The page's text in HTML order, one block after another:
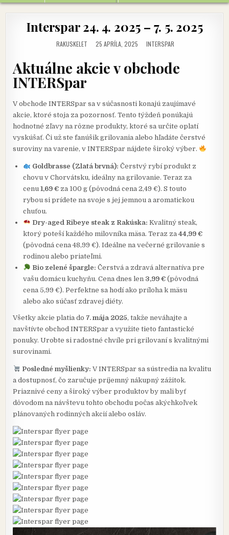
Interspar 24. 4. 2025 – 7. 5. 2025
RAKUSKELET 25 APRÍLA, 2025 POSTED
IN
INTERSPAR
Aktuálne akcie v obchode
INTERSpar
V obchode INTERSpar sa v súčasnosti konajú zaujímavé
akcie, ktoré stoja za pozornosť. Tento týždeň ponúkajú
hodnotné zľavy na rôzne produkty, ktoré sa určite oplatí
vyskúšať. Či už ste fanúšik grilovania alebo hľadáte čerstvé
suroviny na varenie, v INTERSpar nájdete široký výber.
Goldbrasse (Zlatá brvná): Čerstvý rybí produkt z
chovu v Chorvátsku, ideálny na grilovanie. Teraz za
cenu1,69 € za 100 g (pôvodná cena 2,49 €). S touto
rybou si prídete na svoje s jej jemnou a aromatickou
chuťou.
Dry-aged Ribeye steak z Rakúska: Kvalitný steak,
ktorý poteší každého milovníka mäsa. Teraz za44,99 €
(pôvodná cena 48,99 €). Ideálne na večerné grilovanie s
rodinou alebo priateľmi.
Bio zelené špargle: Čerstvá a zdravá alternatíva pre
vašu domácu kuchyňu. Cena dnes len 3,99 € (pôvodná
cena 5,99 €). Perfektne sa hodí ako príloha k mäsu
alebo ako súčasť zdravej diéty.
Všetky akcie platia do 7. mája 2025, takže neváhajte a
navštívte obchod INTERSpar a využite tieto fantastické
ponuky. Urobte si radostné chvíle pri grilovaní s kvalitnými
surovinami.
Posledné myšlienky: V INTERSpar sa sústredia na kvalitu
a dostupnosť, čo zaručuje príjemný nákupný zážitok.
Priaznivé ceny a široký výber produktov by mali byť
dôvodom na návštevu tohto obchodu počas akýchkoľvek
plánovaných rodinných akcií alebo osláv.